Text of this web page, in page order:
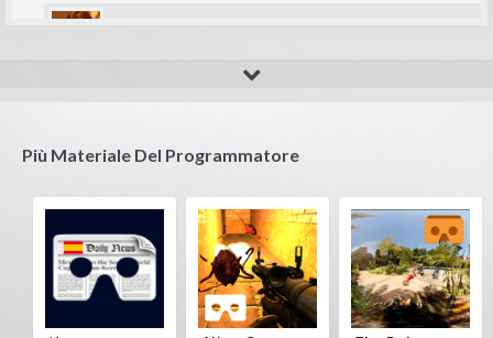
Più Materiale Del Programmatore